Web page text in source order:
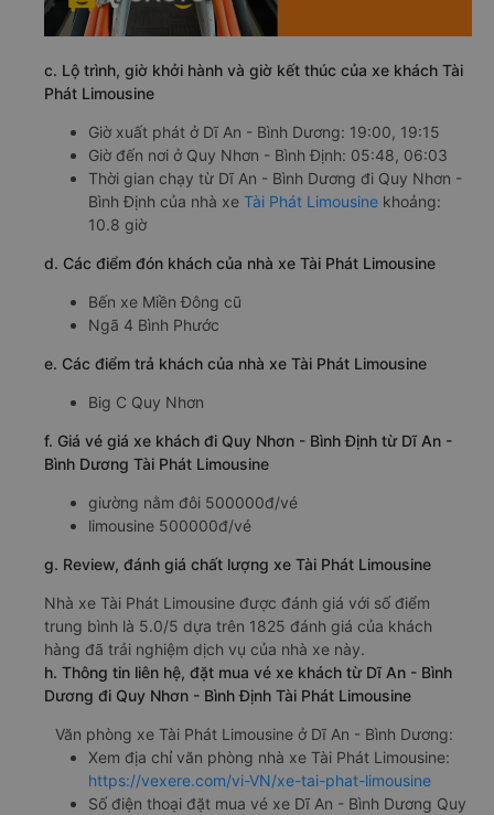
c. Lộ trình, giờ khởi hành và giờ kết thúc của xe khách Tài
Phát Limousine
Giờ xuất phát ở Dĩ An - Bình Dương: 19:00, 19:15
Giờ đến nơi ở Quy Nhơn - Bình Định: 05:48, 06:03
Thời gian chạy từ Dĩ An - Bình Dương đi Quy Nhơn -
Bình Định của nhà xe Tài Phát Limousine khoảng:
10.8 giờ
d. Các điểm đón khách của nhà xe Tài Phát Limousine
Bến xe Miền Đông cũ
Ngã 4 Bình Phước
e. Các điểm trả khách của nhà xe Tài Phát Limousine
Big C Quy Nhơn
f. Giá vé giá xe khách đi Quy Nhơn - Bình Định từ Dĩ An -
Bình Dương Tài Phát Limousine
giường nằm đôi 500000đ/vé
limousine 500000đ/vé
g. Review, đánh giá chất lượng xe Tài Phát Limousine
Nhà xe Tài Phát Limousine được đánh giá với số điểm
trung bình là 5.0/5 dựa trên 1825 đánh giá của khách
hàng đã trải nghiệm dịch vụ của nhà xe này.
h. Thông tin liên hệ, đặt mua vé xe khách từ Dĩ An - Bình
Dương đi Quy Nhơn - Bình Định Tài Phát Limousine
Văn phòng xe Tài Phát Limousine ở Dĩ An - Bình Dương:
Xem địa chỉ văn phòng nhà xe Tài Phát Limousine:
https://vexere.com/vi-VN/xe-tai-phat-limousine
Số điện thoại đặt mua vé xe Dĩ An - Bình Dương Quy